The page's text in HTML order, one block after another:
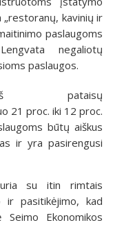
kavinių ir
paslaugoms
negaliotų
paslaugos.
pataisų
21 proc. iki 12 proc.
būtų aiškus
ir yra pasirengusi
su itin rimtais
ir pasitikėjimo, kad
Ekonomikos